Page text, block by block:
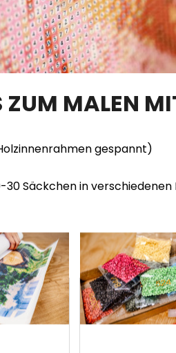
ZUM MALEN
gespannt)
Säckchen in